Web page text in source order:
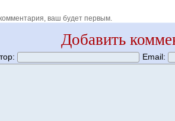
ваш будет первым.
Добавить
Email: